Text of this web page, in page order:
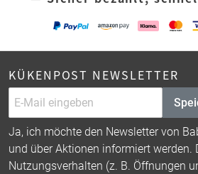
KÜKENPOST NEWSLETTER
Ja, ich möchte den Newsletter von
und über Aktionen informiert werden.
Nutzungsverhalten (z. B. Öffnungen